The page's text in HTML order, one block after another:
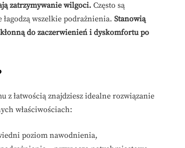
zatrzymywanie wilgoci. Często są
wszelkie podrażnienia. Stanowią
do zaczerwienień i dyskomfortu po
łatwością znajdziesz idealne rozwiązanie
właściwościach:
poziom nawodnienia,